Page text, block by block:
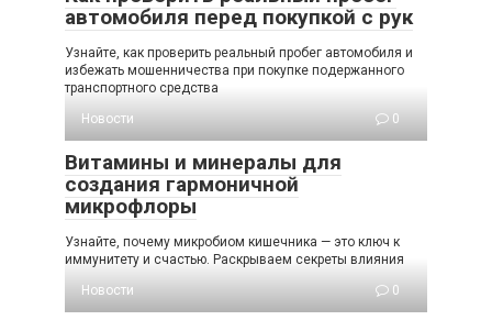
автомобиля перед покупкой с рук
Узнайте, как проверить реальный пробег автомобиля и
избежать мошенничества при покупке подержанного
транспортного средства
Новости
0
Витамины и минералы для
создания гармоничной
микрофлоры
Узнайте, почему микробиом кишечника — это ключ к
иммунитету и счастью. Раскрываем секреты влияния
Новости
0